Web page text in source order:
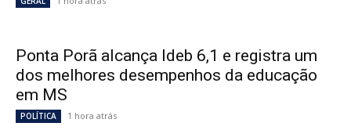
Ponta Porã alcança Ideb 6,1 e registra um
dos melhores desempenhos da educação
em MS
POLÍTICA 1 hora atrás